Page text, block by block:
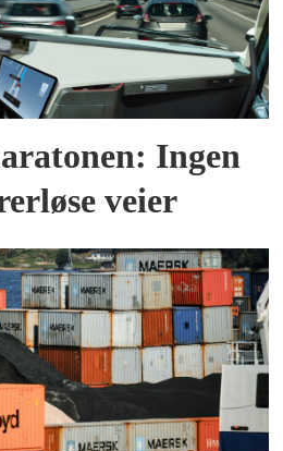
Ingen
veier